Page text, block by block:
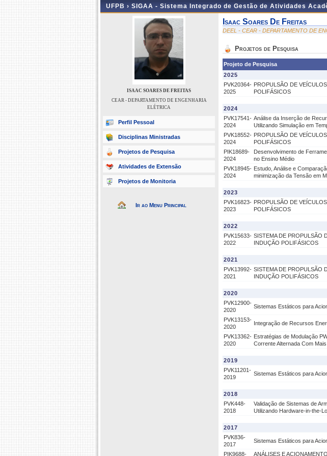
UFPB › SIGAA - Sistema Integrado de Gestão de Atividades
ISAAC SOARES DE FREITAS
CEAR - DEPARTAMENTO DE ENGENHARIA
ELÉTRICA
Perfil Pessoal
Disciplinas Ministradas
Projetos de Pesquisa
Atividades de Extensão
Projetos de Monitoria
Ir ao Menu Principal
Isaac Soares De Freitas
DEEL - CEAR - DEPARTAMENTO DE
Projetos de Pesquisa
Projeto de Pesquisa
2025
PVK20364-
2025
PROPULSÃO DE
POLIFÁSICOS
2024
PVK17541-
2024
Análise da Inserção de
Utilizando Simulação em
PVK18552-
2024
PROPULSÃO DE
POLIFÁSICOS
PIK18689-
2024
Desenvolvimento de
no Ensino Médio
PVK18945-
2024
Estudo, Análise e
minimização da Tensão em
2023
PVK16823-
2023
PROPULSÃO DE
POLIFÁSICOS
2022
PVK15633-
2022
SISTEMA DE PROPULSÃO
INDUÇÃO POLIFÁSICOS
2021
PVK13992-
2021
SISTEMA DE PROPULSÃO
INDUÇÃO POLIFÁSICOS
2020
PVK12900-
2020
Sistemas Estáticos para
PVK13153-
2020
Integração de Recursos
PVK13362-
2020
Estratégias de Modulação
Corrente Alternada Com
2019
PVK11201-
2019
Sistemas Estáticos para
2018
PVK448-
2018
Validação de Sistemas de
Utilizando Hardware-in-the-
2017
PVK836-
2017
Sistemas Estáticos para
PIK9688- ANÁLISES E